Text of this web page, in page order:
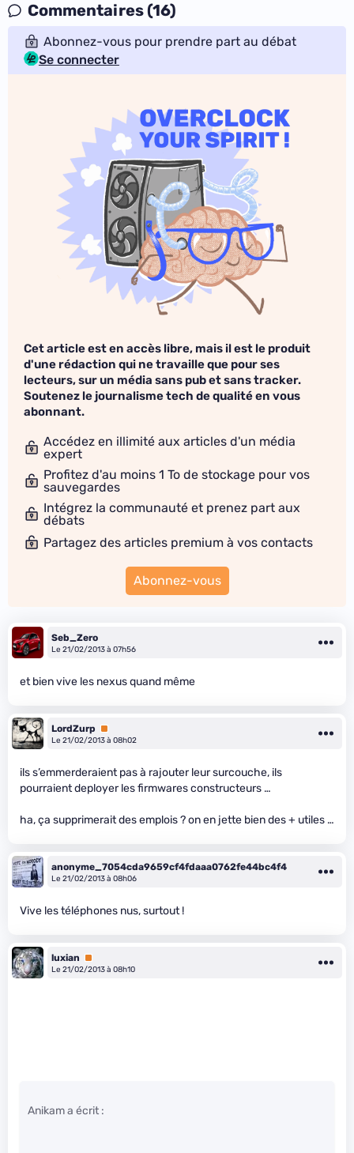
Commentaires (16)
Abonnez-vous pour prendre part au débat
Se connecter
Cet article est en accès libre, mais il est le produit
d'une rédaction qui ne travaille que pour ses
lecteurs, sur un média sans pub et sans tracker.
Soutenez le journalisme tech de qualité en vous
abonnant.
Accédez en illimité aux articles d'un média
expert
Profitez d'au moins 1 To de stockage pour vos
sauvegardes
Intégrez la communauté et prenez part aux
débats
Partagez des articles premium à vos contacts
Abonnez-vous
Seb_Zero
Le 21/02/2013 à 07h56
et bien vive les nexus quand même
LordZurp
Premium
Le 21/02/2013 à 08h02
ils s’emmerderaient pas à rajouter leur surcouche, ils
pourraient deployer les firmwares constructeurs …
ha, ça supprimerait des emplois ? on en jette bien des + utiles …
anonyme_7054cda9659cf4fdaaa0762fe44bc4f4
Le 21/02/2013 à 08h06
Vive les téléphones nus, surtout !
luxian
Premium
Le 21/02/2013 à 08h10
Anikam a écrit :